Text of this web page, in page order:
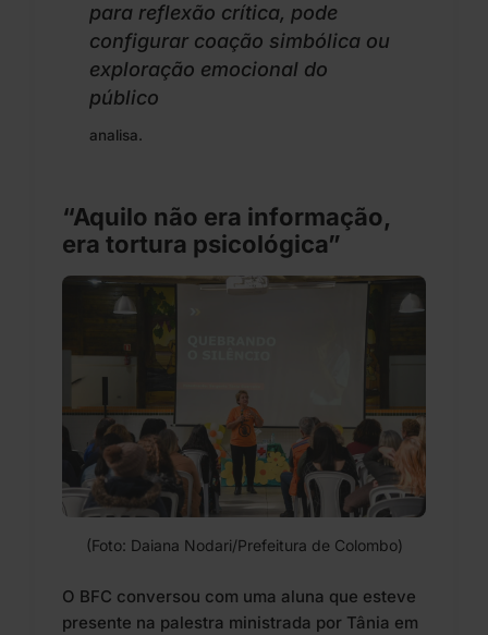
para reflexão crítica, pode
configurar coação simbólica ou
exploração emocional do
público
analisa.
“Aquilo não era informação,
era tortura psicológica”
(Foto: Daiana Nodari/Prefeitura de Colombo)
O BFC conversou com uma aluna que esteve
presente na palestra ministrada por Tânia em